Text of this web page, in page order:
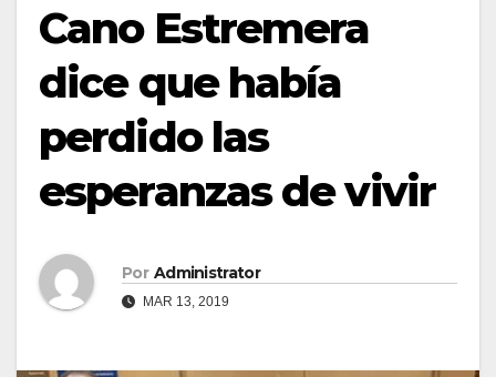
Cano Estremera
dice que había
perdido las
esperanzas de vivir
Por Administrator
MAR 13, 2019